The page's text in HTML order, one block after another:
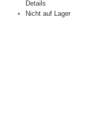
Details
Nicht auf Lager